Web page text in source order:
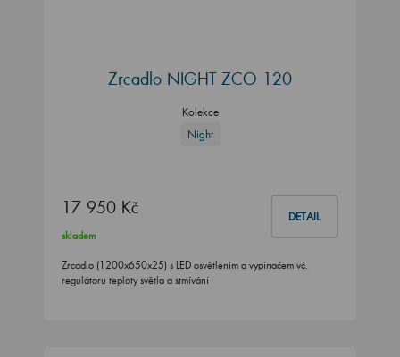
Zrcadlo NIGHT ZCO 120
Kolekce
Night
17 950 Kč DETAIL
skladem
Zrcadlo (1200x650x25) s LED osvětlením a vypínačem vč.
regulátoru teploty světla a stmívání